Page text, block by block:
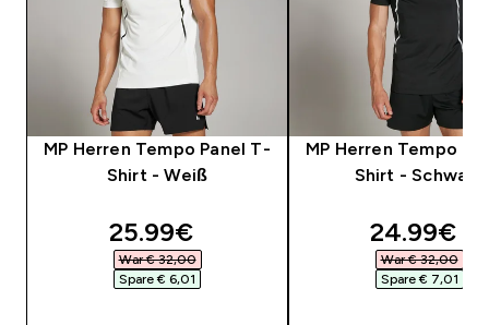
MP Herren Tempo Panel T-
Shirt - Weiß
discounted price
25.99€‎
War € 32,00‎
Spare € 6,01‎
MP Herren Tempo
Shirt - Schwarz
24.99€‎
War € 32,00‎
Spare € 7,01‎